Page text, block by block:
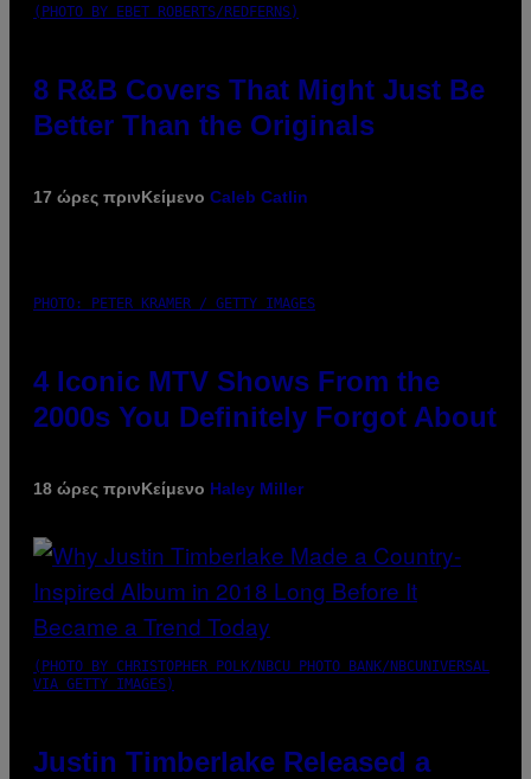
(PHOTO BY EBET ROBERTS/REDFERNS)
8 R&B Covers That Might Just Be
Better Than the Originals
17 ώρες πρινΚείμενο Caleb Catlin
PHOTO: PETER KRAMER / GETTY IMAGES
4 Iconic MTV Shows From the
2000s You Definitely Forgot About
18 ώρες πρινΚείμενο Haley Miller
(PHOTO BY CHRISTOPHER POLK/NBCU PHOTO BANK/NBCUNIVERSAL
VIA GETTY IMAGES)
Justin Timberlake Released a